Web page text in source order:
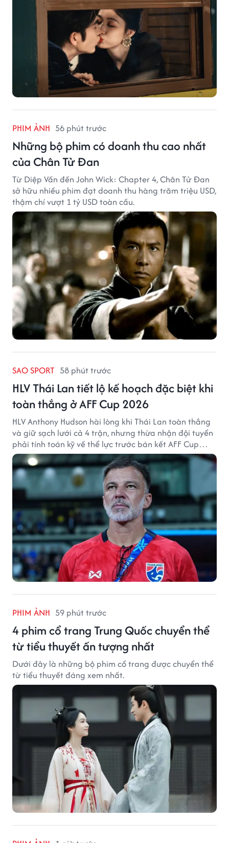
PHIM ẢNH 56 phút trước
Những bộ phim có doanh thu cao nhất
của Chân Tử Đan
Từ Diệp Vấn đến John Wick: Chapter 4, Chân Tử Đan
sở hữu nhiều phim đạt doanh thu hàng trăm triệu USD,
thậm chí vượt 1 tỷ USD toàn cầu.
SAO SPORT 58 phút trước
HLV Thái Lan tiết lộ kế hoạch đặc biệt khi
toàn thắng ở AFF Cup 2026
HLV Anthony Hudson hài lòng khi Thái Lan toàn thắng
và giữ sạch lưới cả 4 trận, nhưng thừa nhận đội tuyển
phải tính toán kỹ về thể lực trước bán kết AFF Cup
2026.
PHIM ẢNH 59 phút trước
4 phim cổ trang Trung Quốc chuyển thể
từ tiểu thuyết ấn tượng nhất
Dưới đây là những bộ phim cổ trang được chuyển thể
từ tiểu thuyết đáng xem nhất.